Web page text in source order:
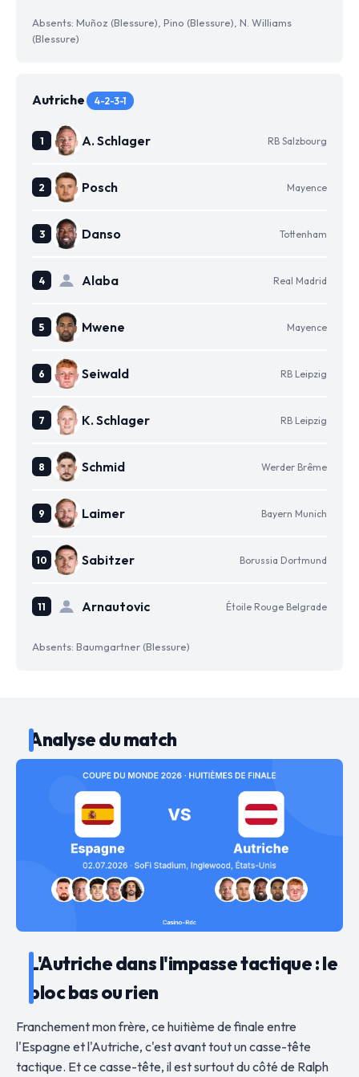
Absents: Muñoz (Blessure), Pino (Blessure), N. Williams
(Blessure)
Autriche 4-2-3-1
A. Schlager RB Salzbourg
Posch Mayence
Danso Tottenham
Alaba Real Madrid
Mwene Mayence
Seiwald RB Leipzig
K. Schlager RB Leipzig
Schmid Werder Brême
Laimer Bayern Munich
Sabitzer Borussia Dortmund
Arnautovic Étoile Rouge Belgrade
Absents: Baumgartner (Blessure)
Analyse du match
L'Autriche dans l'impasse tactique : le
bloc bas ou rien
Franchement mon frère, ce huitième de finale entre
l'Espagne et l'Autriche, c'est avant tout un casse-tête
tactique. Et ce casse-tête, il est surtout du côté de Ralph